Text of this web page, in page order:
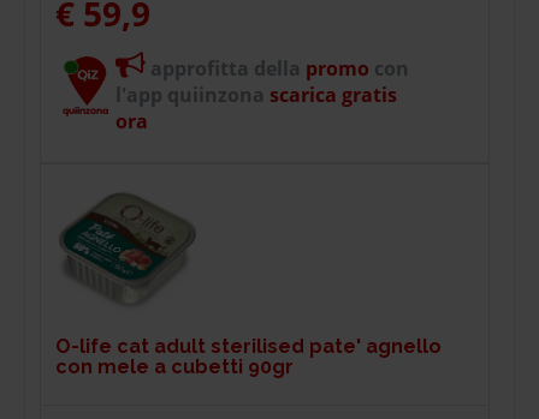
€ 59,9
approfitta della promo con
l'app quiinzona scarica gratis
ora
O-life cat adult sterilised pate' agnello
con mele a cubetti 90gr